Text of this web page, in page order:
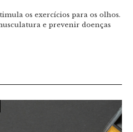
os exercícios para os olhos.
e prevenir doenças